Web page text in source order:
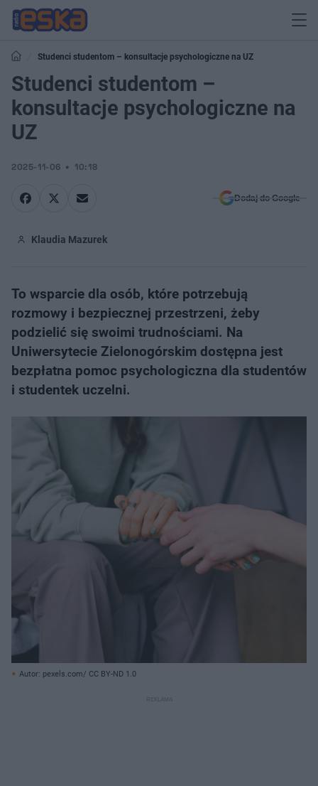
Studenci studentom – konsultacje psychologiczne na UZ
Studenci studentom –
konsultacje psychologiczne na
UZ
2025-11-06 10:18
Dodaj do Google
Klaudia Mazurek
To wsparcie dla osób, które potrzebują
rozmowy i bezpiecznej przestrzeni, żeby
podzielić się swoimi trudnościami. Na
Uniwersytecie Zielonogórskim dostępna jest
bezpłatna pomoc psychologiczna dla studentów
i studentek uczelni.
Autor: pexels.com/ CC BY-ND 1.0